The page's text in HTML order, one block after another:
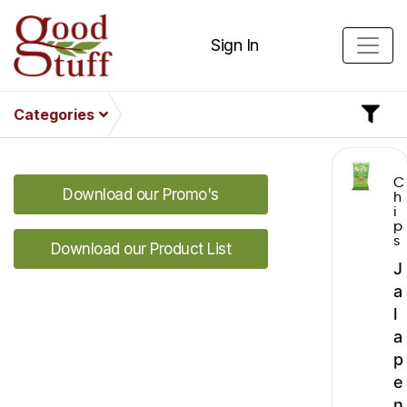
Sign In
Categories
Download our Promo's
Download our Product List
C
h
i
p
s
J
a
l
a
p
e